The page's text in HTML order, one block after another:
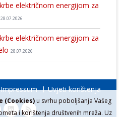
(Cookies)u svrhu poboljšanja Vašeg
i korištenja društvenih mreža. Uz
električnom energijom za
28.07.2026
električnom energijom za
28.07.2026
Impressum Uvjeti korištenja